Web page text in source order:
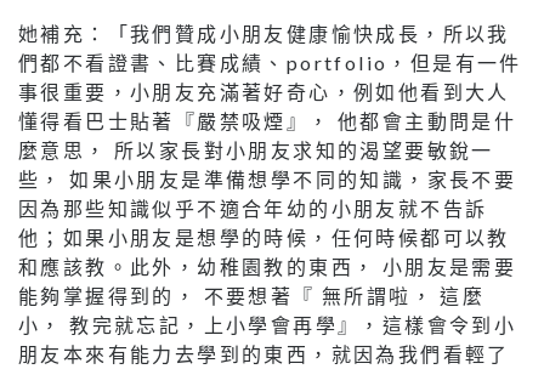
她補充：「我們贊成小朋友健康愉快成長，所以我
們都不看證書、比賽成績、portfolio，但是有一件
事很重要，小朋友充滿著好奇心，例如他看到大人
懂得看巴士貼著『嚴禁吸煙』， 他都會主動問是什
麼意思， 所以家長對小朋友求知的渴望要敏銳一
些， 如果小朋友是準備想學不同的知識，家長不要
因為那些知識似乎不適合年幼的小朋友就不告訴
他；如果小朋友是想學的時候，任何時候都可以教
和應該教。此外，幼稚園教的東西， 小朋友是需要
能夠掌握得到的， 不要想著『 無所謂啦， 這麼
小， 教完就忘記，上小學會再學』，這樣會令到小
朋友本來有能力去學到的東西，就因為我們看輕了